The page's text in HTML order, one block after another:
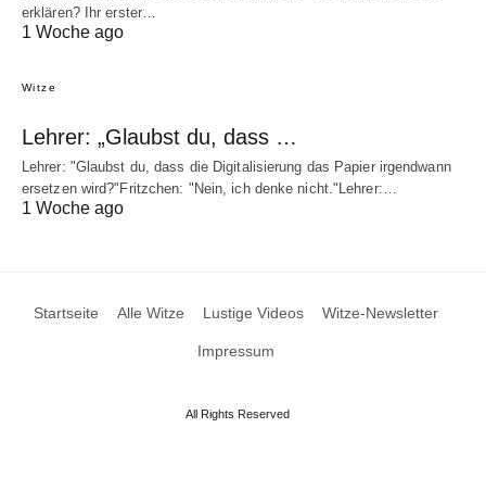
erklären? Ihr erster…
1 Woche ago
Witze
Lehrer: „Glaubst du, dass …
Lehrer: "Glaubst du, dass die Digitalisierung das Papier irgendwann
ersetzen wird?"Fritzchen: "Nein, ich denke nicht."Lehrer:…
1 Woche ago
Startseite Alle Witze Lustige Videos Witze-Newsletter
Impressum
All Rights Reserved